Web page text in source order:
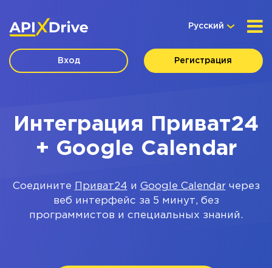
Русский
Вход Регистрация
Интеграция Приват24
+ Google Calendar
Соедините Приват24 и Google Calendarчерез
веб интерфейс за 5 минут, без
программистов и специальных знаний.